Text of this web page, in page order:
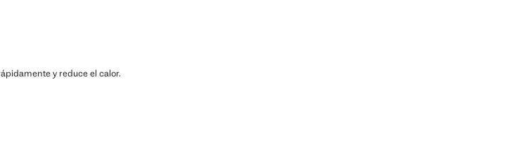
y reduce el calor.